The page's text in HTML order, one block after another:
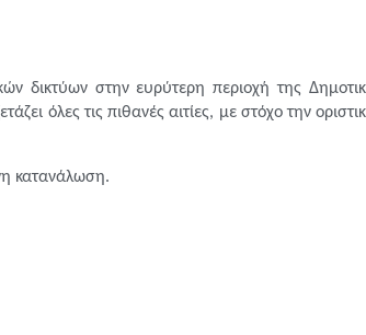
δικτύων στην ευρύτερη περιοχή της
όλες τις πιθανές αιτίες, με στόχο την
κατανάλωση.